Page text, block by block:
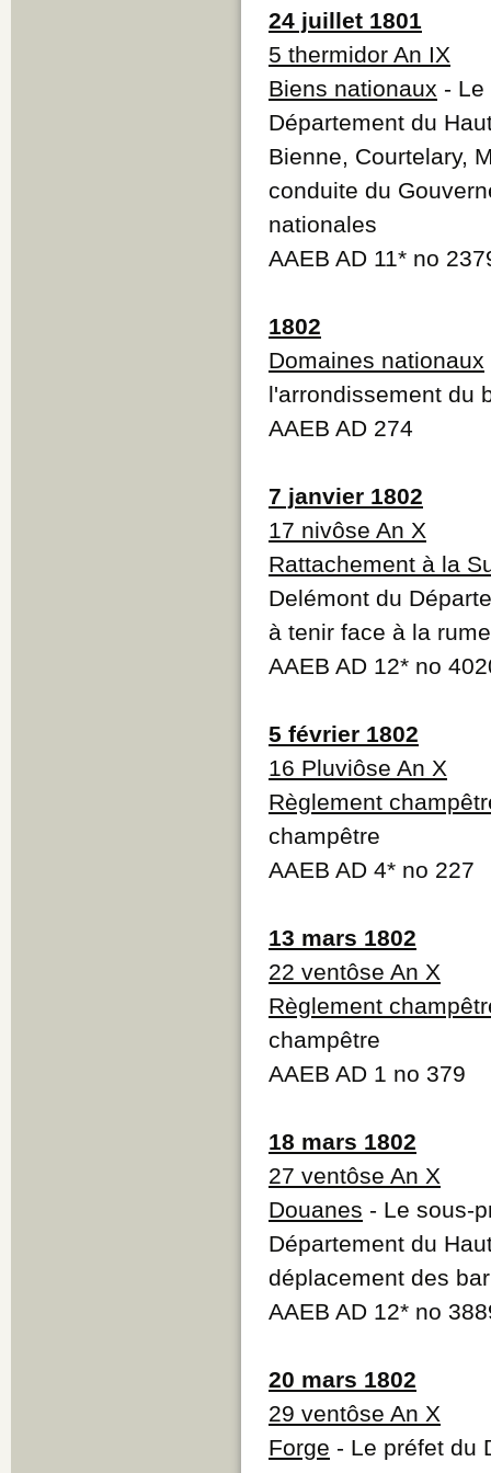
24 juillet 1801
5 thermidor An IX
Biens nationaux - Le
Département du
Bienne, Courtelary,
conduite du
nationales
AAEB AD 11* no
1802
Domaines nationaux
l'arrondissement du
AAEB AD 274
7 janvier 1802
17 nivôse An X
Rattachement à la
Delémont du
à tenir face à la
AAEB AD 12* no
5 février 1802
16 Pluviôse An X
Règlement
champêtre
AAEB AD 4* no 227
13 mars 1802
22 ventôse An X
Règlement
champêtre
AAEB AD 1 no 379
18 mars 1802
27 ventôse An X
Douanes - Le sous-
Département du
déplacement des
AAEB AD 12* no
20 mars 1802
29 ventôse An X
Forge - Le préfet du